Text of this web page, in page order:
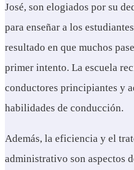
José, son elogiados por su
para enseñar a los
resultado en que muchos
primer intento. La escuela
conductores principiantes y
habilidades de conducción.
Además, la eficiencia y el
administrativo son aspectos